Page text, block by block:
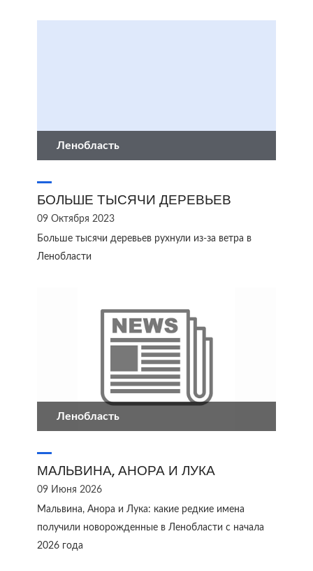
Ленобласть
БОЛЬШЕ ТЫСЯЧИ ДЕРЕВЬЕВ
09 Октября 2023
Больше тысячи деревьев рухнули из-за ветра в
Ленобласти
Ленобласть
МАЛЬВИНА, АНОРА И ЛУКА
09 Июня 2026
Мальвина, Анора и Лука: какие редкие имена
получили новорожденные в Ленобласти с начала
2026 года